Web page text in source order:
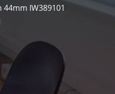
IW389101